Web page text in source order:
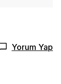
Yorum Yap